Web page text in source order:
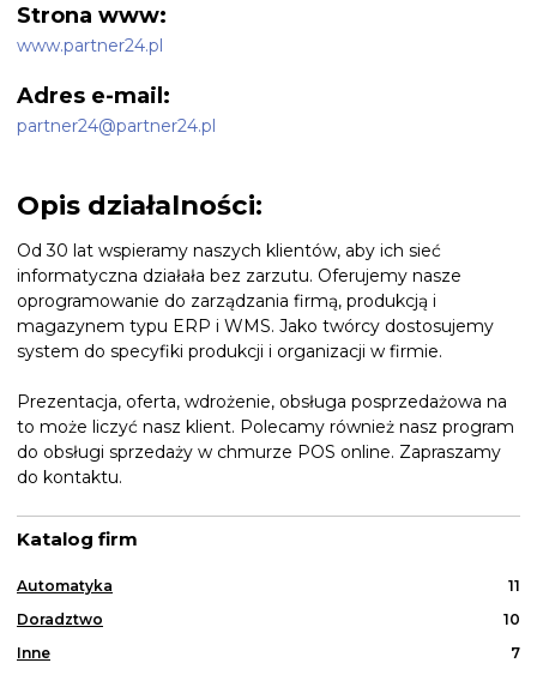
Strona www:
www.partner24.pl
Adres e-mail:
partner24@partner24.pl
Opis działalności:
Od 30 lat wspieramy naszych klientów, aby ich sieć
informatyczna działała bez zarzutu. Oferujemy nasze
oprogramowanie do zarządzania firmą, produkcją i
magazynem typu ERP i WMS. Jako twórcy dostosujemy
system do specyfiki produkcji i organizacji w firmie.
Prezentacja, oferta, wdrożenie, obsługa posprzedażowa na
to może liczyć nasz klient. Polecamy również nasz program
do obsługi sprzedaży w chmurze POS online. Zapraszamy
do kontaktu.
Katalog firm
Automatyka
11
Doradztwo
10
Inne
7